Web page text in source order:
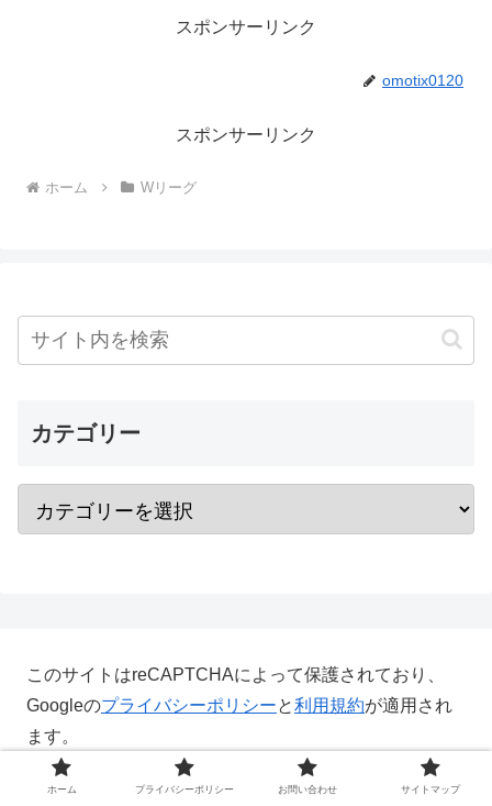
スポンサーリンク
omotix0120
スポンサーリンク
ホーム Wリーグ
カテゴリー
このサイトはreCAPTCHAによって保護されており、
Googleのプライバシーポリシーと利用規約が適用され
ます。
ホーム プライバシーポリシー お問い合わせ サイトマップ